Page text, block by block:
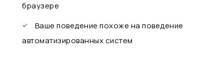
браузере
Ваше поведение похоже на поведение
автоматизированных систем